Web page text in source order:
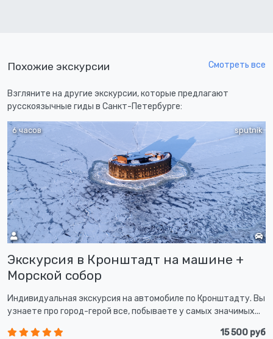
Похожие экскурсии Смотреть все
Взгляните на другие экскурсии, которые предлагают
русскоязычные гиды в Санкт-Петербурге:
sputnik
6 часов
Экскурсия в Кронштадт на машине +
Морской собор
Индивидуальная экскурсия на автомобиле по Кронштадту. Вы
узнаете про город-герой все, побываете у самых значимых...
15 500 руб